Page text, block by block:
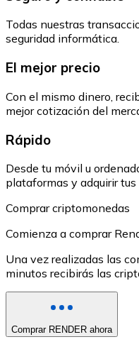
Todas nuestras
seguridad informática.
El mejor precio
Con el mismo dinero,
mejor cotización del
Rápido
Desde tu móvil u
plataformas y adquirir tus
Comprar criptomonedas
Comienza a comprar
Una vez realizadas las
minutos recibirás las
Comprar RENDER ahora